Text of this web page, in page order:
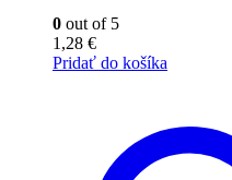
0 out of 5
1,28 €
Pridať do košíka